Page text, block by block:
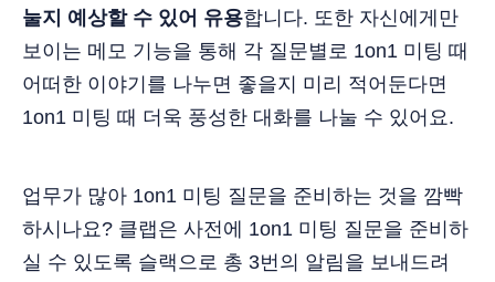
눌지 예상할 수 있어 유용합니다. 또한 자신에게만
보이는 메모 기능을 통해 각 질문별로 1on1 미팅 때
어떠한 이야기를 나누면 좋을지 미리 적어둔다면
1on1 미팅 때 더욱 풍성한 대화를 나눌 수 있어요.
업무가 많아 1on1 미팅 질문을 준비하는 것을 깜빡
하시나요? 클랩은 사전에 1on1 미팅 질문을 준비하
실 수 있도록 슬랙으로 총 3번의 알림을 보내드려